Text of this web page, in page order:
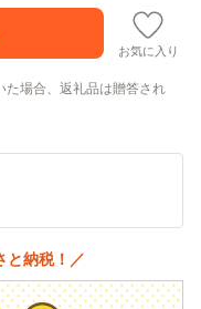
お気に入り
た場合、返礼品は贈答され
と納税！／